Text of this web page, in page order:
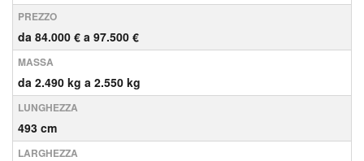
PREZZO
da 84.000 € a 97.500 €
MASSA
da 2.490 kg a 2.550 kg
LUNGHEZZA
493 cm
LARGHEZZA